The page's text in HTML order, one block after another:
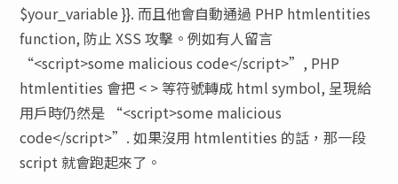
$your_variable }}. 而且他會自動通過 PHP htmlentities
function, 防止 XSS 攻擊。例如有人留言
“<script>some malicious code</script>”, PHP
htmlentities 會把 < > 等符號轉成 html symbol, 呈現給
用戶時仍然是 “<script>some malicious
code</script>”. 如果沒用 htmlentities 的話，那一段
script 就會跑起來了。